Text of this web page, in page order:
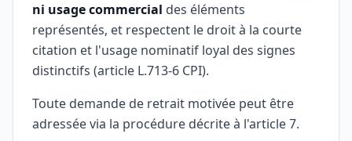
ni usage commercial des éléments
représentés, et respectent le droit à la courte
citation et l'usage nominatif loyal des signes
distinctifs (article L.713-6 CPI).
Toute demande de retrait motivée peut être
adressée via la procédure décrite à l'article 7.